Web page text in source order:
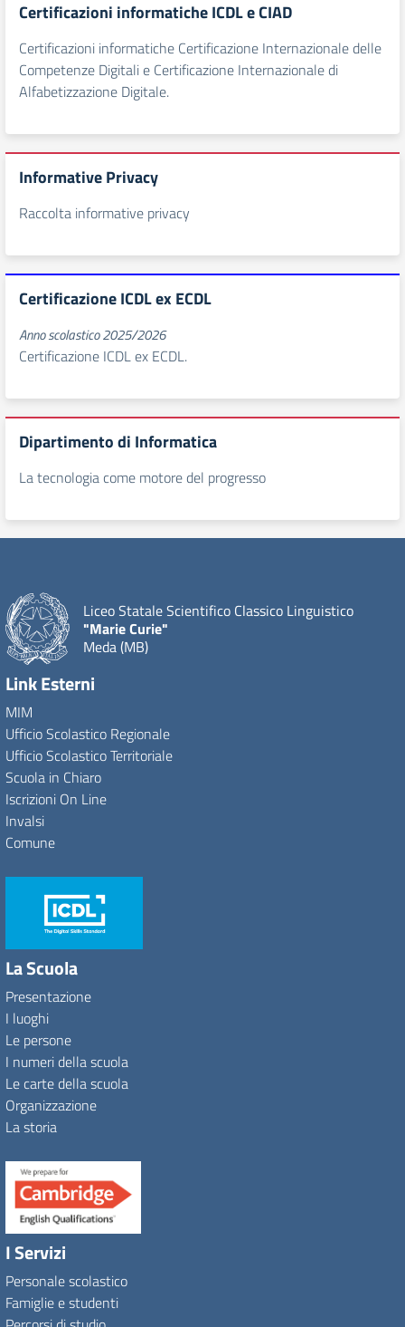
Certificazioni informatiche ICDL e CIAD
Certificazioni informatiche Certificazione Internazionale delle
Competenze Digitali e Certificazione Internazionale di
Alfabetizzazione Digitale.
Informative Privacy
Raccolta informative privacy
Certificazione ICDL ex ECDL
Anno scolastico 2025/2026
Certificazione ICDL ex ECDL.
Dipartimento di Informatica
La tecnologia come motore del progresso
Liceo Statale Scientifico Classico Linguistico
"Marie Curie"
Meda (MB)
Link Esterni
MIM
Ufficio Scolastico Regionale
Ufficio Scolastico Territoriale
Scuola in Chiaro
Iscrizioni On Line
Invalsi
Comune
La Scuola
Presentazione
I luoghi
Le persone
I numeri della scuola
Le carte della scuola
Organizzazione
La storia
I Servizi
Personale scolastico
Famiglie e studenti